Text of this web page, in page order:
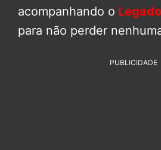
acompanhando o
para não perder
PUBLICIDADE